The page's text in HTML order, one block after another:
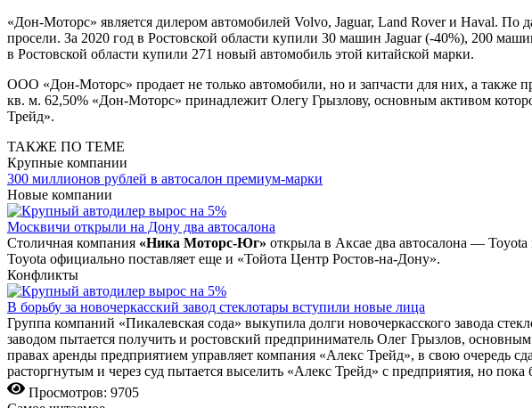
«Дон-Моторс» является дилером автомобилей Volvo, Jaguar, Land Rover и Haval.
просели. За 2020 год в Ростовской области купили 30 машин Jaguar (-40%), 200
в Ростовской области купили 271 новый автомобиль этой китайской марки.
ООО «Дон-Моторс» продает не только автомобили, но и запчасти для них, а также
кв. м. 62,50% «Дон-Моторс» принадлежит Олегу Грызлову, основным активом
Трейд».
ТАКЖЕ ПО ТЕМЕ
Крупные компании
300 миллионов рублей в автосалон премиум-марки
Новые компании
Москвичи открыли на Дону два автосалона
Столичная компания «Ника Моторс-Юг» открыла в Аксае два автосалона —
Toyota официально поставляет еще и «Тойота Центр Ростов-на-Дону».
Конфликты
В борьбу за новочеркасский завод стеклотары вступили новые лица
Группа компаний «Пикалевская сода» выкупила долги новочеркасского завода
заводом пытается получить и ростовский предприниматель Олег Грызлов,
правах аренды предприятием управляет компания «Алекс Трейд», в свою очередь
расторгнутым и через суд пытается выселить «Алекс Трейд» с предприятия, но пока
Просмотров: 9705